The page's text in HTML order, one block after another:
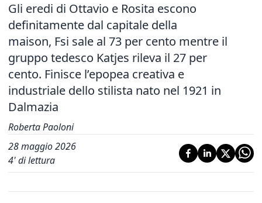
Gli eredi di Ottavio e Rosita escono
definitamente dal capitale della
maison, Fsi sale al 73 per cento mentre il
gruppo tedesco Katjes rileva il 27 per
cento. Finisce l’epopea creativa e
industriale dello stilista nato nel 1921 in
Dalmazia
Roberta Paoloni
28 maggio 2026
4' di lettura